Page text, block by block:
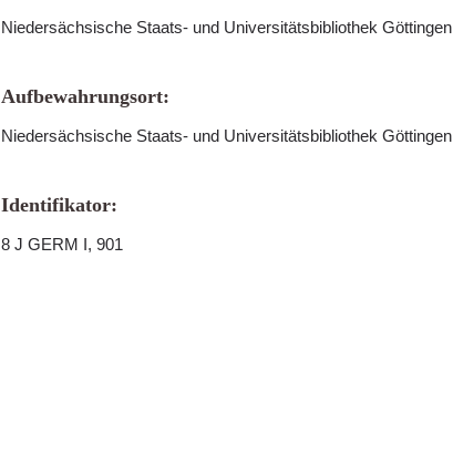
Niedersächsische Staats- und Universitätsbibliothek Göttingen
Aufbewahrungsort:
Niedersächsische Staats- und Universitätsbibliothek Göttingen
Identifikator:
8 J GERM I, 901